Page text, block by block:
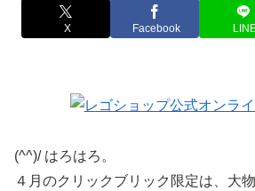
X Facebook
(^^)/ はろはろ。
４月のクリックブリック限定は、大物